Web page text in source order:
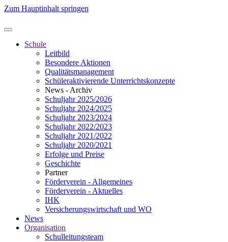
Zum Hauptinhalt springen
Schule
Leitbild
Besondere Aktionen
Qualitätsmanagement
Schüleraktivierende Unterrichtskonzepte
News - Archiv
Schuljahr 2025/2026
Schuljahr 2024/2025
Schuljahr 2023/2024
Schuljahr 2022/2023
Schuljahr 2021/2022
Schuljahr 2020/2021
Erfolge und Preise
Geschichte
Partner
Förderverein - Allgemeines
Förderverein - Aktuelles
IHK
Versicherungswirtschaft und WO
News
Organisation
Schulleitungsteam